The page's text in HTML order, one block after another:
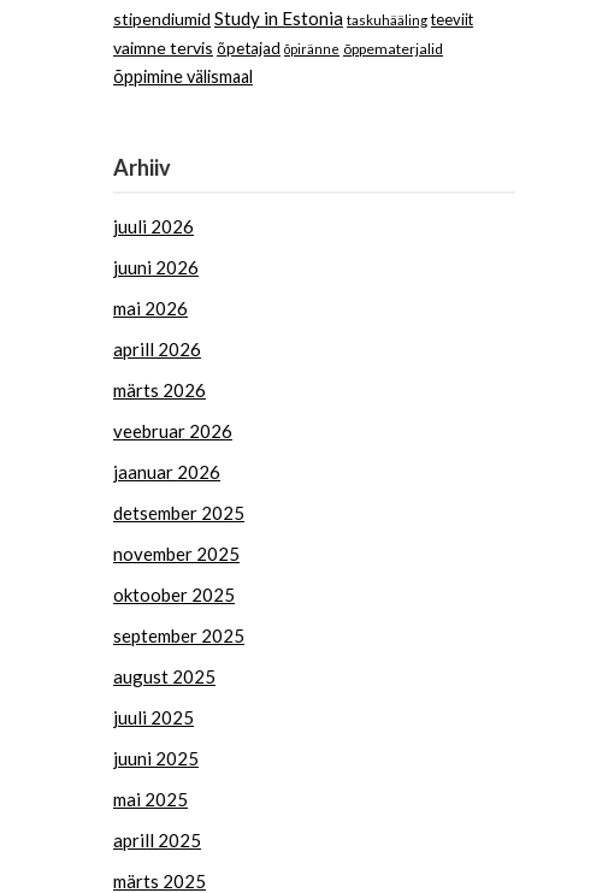
stipendiumid Study in Estonia taskuhääling teeviit
vaimne tervis õpetajad õpiränne õppematerjalid
õppimine välismaal
Arhiiv
juuli 2026
juuni 2026
mai 2026
aprill 2026
märts 2026
veebruar 2026
jaanuar 2026
detsember 2025
november 2025
oktoober 2025
september 2025
august 2025
juuli 2025
juuni 2025
mai 2025
aprill 2025
märts 2025